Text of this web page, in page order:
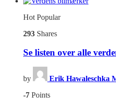
Hot Popular
293 Shares
Se listen over alle
by Erik Hawaleschka
-7 Points